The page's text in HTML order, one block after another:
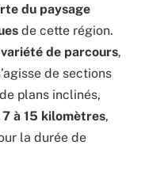
du paysage
de cette région.
variété de parcours,
de sections
plans inclinés,
à 15 kilomètres,
la durée de